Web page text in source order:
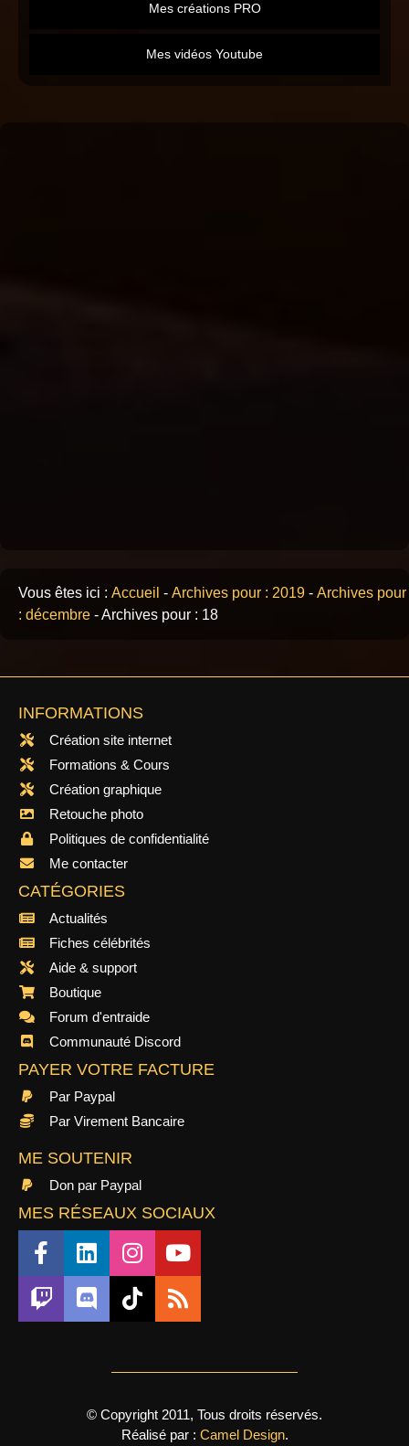
Mes créations PRO
Mes vidéos Youtube
Vous êtes ici : Accueil - Archives pour : 2019 - Archives pour
: décembre -Archives pour : 18
INFORMATIONS
Création site internet
Formations & Cours
Création graphique
Retouche photo
Politiques de confidentialité
Me contacter
CATÉGORIES
Actualités
Fiches célébrités
Aide & support
Boutique
Forum d'entraide
Communauté Discord
PAYER VOTRE FACTURE
Par Paypal
Par Virement Bancaire
ME SOUTENIR
Don par Paypal
MES RÉSEAUX SOCIAUX
© Copyright 2011, Tous droits réservés.
Réalisé par : Camel Design.